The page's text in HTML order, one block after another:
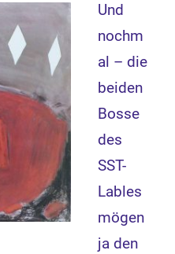
Und
nochm
al – die
beiden
Bosse
des
SST-
Lables
mögen
ja den